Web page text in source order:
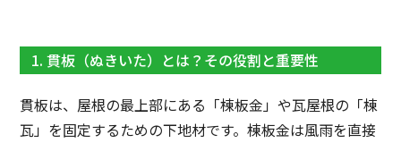
1. 貫板（ぬきいた）とは？その役割と重要性
貫板は、屋根の最上部にある「棟板金」や瓦屋根の「棟
瓦」を固定するための下地材です。棟板金は風雨を直接